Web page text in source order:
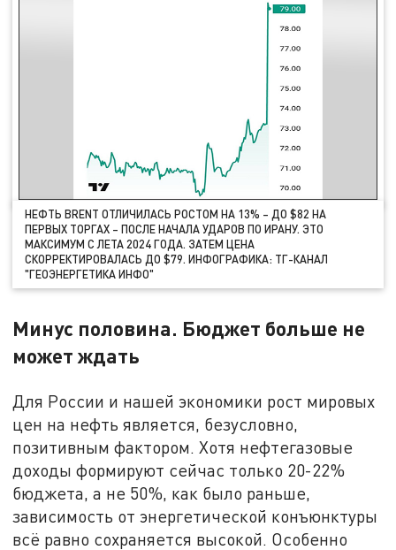
НЕФТЬ BRENT ОТЛИЧИЛАСЬ РОСТОМ НА 13% – ДО $82 НА
ПЕРВЫХ ТОРГАХ – ПОСЛЕ НАЧАЛА УДАРОВ ПО ИРАНУ. ЭТО
МАКСИМУМ С ЛЕТА 2024 ГОДА. ЗАТЕМ ЦЕНА
СКОРРЕКТИРОВАЛАСЬ ДО $79. ИНФОГРАФИКА: ТГ-КАНАЛ
"ГЕОЭНЕРГЕТИКА ИНФО"
Минус половина. Бюджет больше не
может ждать
Для России и нашей экономики рост мировых
цен на нефть является, безусловно,
позитивным фактором. Хотя нефтегазовые
доходы формируют сейчас только 20-22%
бюджета, а не 50%, как было раньше,
зависимость от энергетической конъюнктуры
всё равно сохраняется высокой. Особенно